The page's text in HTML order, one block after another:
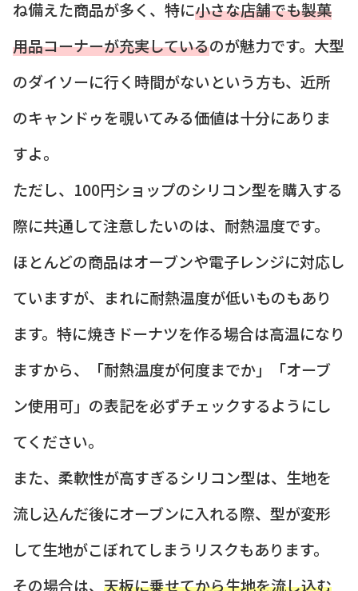
ね備えた商品が多く、特に小さな店舗でも製菓
用品コーナーが充実しているのが魅力です。大型
のダイソーに行く時間がないという方も、近所
のキャンドゥを覗いてみる価値は十分にありま
すよ。
ただし、100円ショップのシリコン型を購入する
際に共通して注意したいのは、耐熱温度です。
ほとんどの商品はオーブンや電子レンジに対応し
ていますが、まれに耐熱温度が低いものもあり
ます。特に焼きドーナツを作る場合は高温になり
ますから、「耐熱温度が何度までか」「オーブ
ン使用可」の表記を必ずチェックするようにし
てください。
また、柔軟性が高すぎるシリコン型は、生地を
流し込んだ後にオーブンに入れる際、型が変形
して生地がこぼれてしまうリスクもあります。
その場合は、 天板に乗せてから生地を流し込む